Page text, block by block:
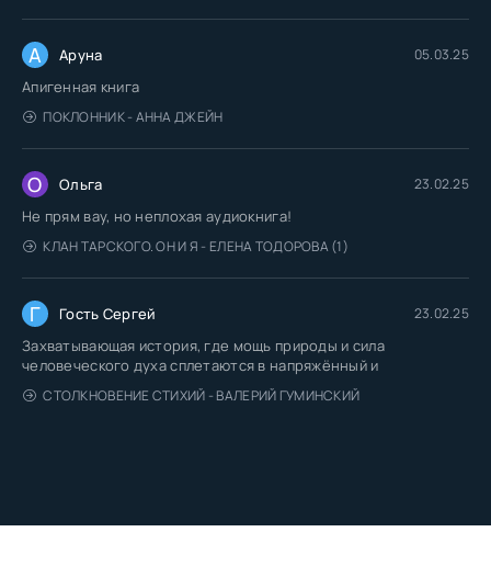
А Аруна 05.03.25
Апигенная книга
ПОКЛОННИК - АННА ДЖЕЙН
О Ольга 23.02.25
Не прям вау, но неплохая аудиокнига!
КЛАН ТАРСКОГО. ОН И Я - ЕЛЕНА ТОДОРОВА (1)
Г Гость Сергей 23.02.25
Захватывающая история, где мощь природы и сила
человеческого духа сплетаются в напряжённый и
СТОЛКНОВЕНИЕ СТИХИЙ - ВАЛЕРИЙ ГУМИНСКИЙ